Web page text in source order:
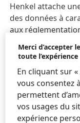
Henkel attache
des données à
aux
système de
données. Notre
des auditeurs
norme d'audit
l'IDW PH 9860.1,
sa mise en œuvre
Merci d’accepter
toute l’expérience
En cliquant sur
vous consentez
permettent
vos usages du
expérience